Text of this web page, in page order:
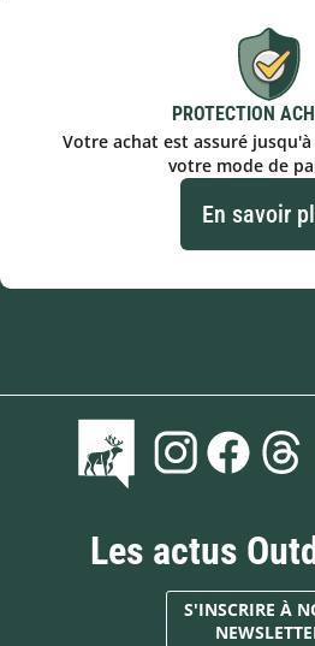
PROTECTION
Votre achat est assuré
votre mode de
En savoir
Les actus
S'INSCRIRE À